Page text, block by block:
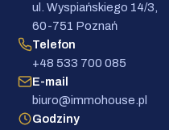
ul. Wyspiańskiego 14/3,
60-751 Poznań
Telefon
+48 533 700 085
E-mail
biuro@immohouse.pl
Godziny